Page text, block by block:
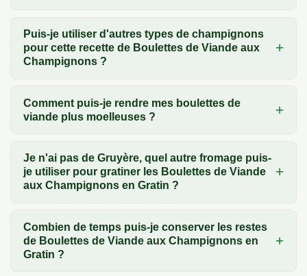
Puis-je utiliser d'autres types de champignons
pour cette recette de Boulettes de Viande aux
Champignons ?
Comment puis-je rendre mes boulettes de
viande plus moelleuses ?
Je n'ai pas de Gruyère, quel autre fromage puis-
je utiliser pour gratiner les Boulettes de Viande
aux Champignons en Gratin ?
Combien de temps puis-je conserver les restes
de Boulettes de Viande aux Champignons en
Gratin ?